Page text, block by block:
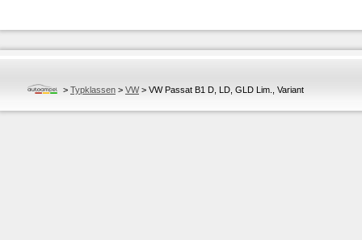
> Typklassen > VW> VW Passat B1 D, LD, GLD Lim., Variant